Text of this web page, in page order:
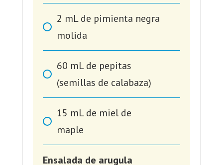
2 mL de pimienta negra
molida
60 mL de pepitas
(semillas de calabaza)
15 mL de miel de
maple
Ensalada de arugula